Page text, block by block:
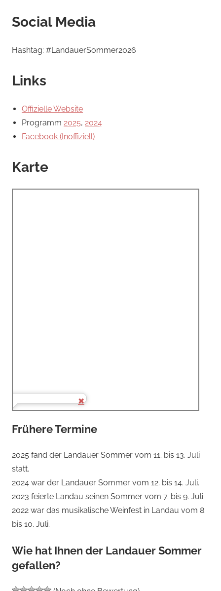
Social Media
Hashtag: #LandauerSommer2026
Links
OffizielleWebsite
Programm 2025, 2024
Facebook (Inoffiziell)
Karte
Frühere Termine
2025 fand der Landauer Sommer vom 11. bis 13. Juli
statt.
2024 war der Landauer Sommer vom 12. bis 14. Juli.
2023 feierte Landau seinen Sommer vom 7. bis 9. Juli.
2022 war das musikalische Weinfest in Landau vom 8.
bis 10. Juli.
Wie hat Ihnen der Landauer Sommer
gefallen?